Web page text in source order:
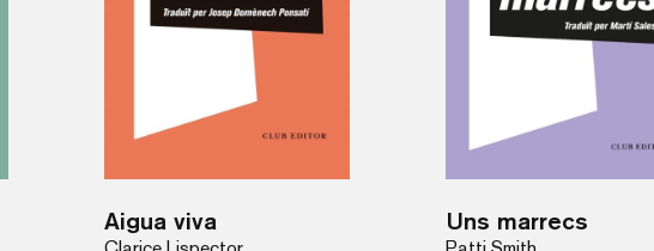
Aigua viva Uns marrecs